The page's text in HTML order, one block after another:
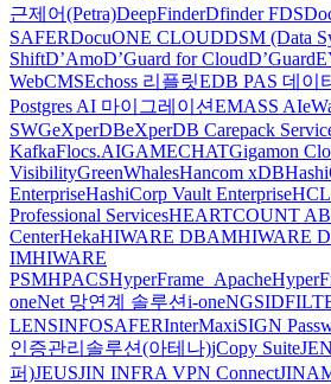
근제어(Petra)DeepFinderDfinder FDS
SAFERDocuONE CLOUDDSM (Data
ShiftD’AmoD’Guard for Cloud
WebCMSEchoss 리플릿EDB PAS 데이
Postgres AI 마이그레이션EMASS AI
SWGeXperDBeXperDB Carepack
KafkaFlocs.AIGAMECHATGigamon
VisibilityGreenWhalesHancom xDB
EnterpriseHashiCorp Vault Enterprise
Professional ServicesHEARTCOUNT
CenterHekaHIWARE DBAMHIWARE
IMHIWARE
PSMHPACSHyperFrame_Apache
oneNet 망연계 솔루션i-oneNGS
LENSINFOSAFERInterMaxiSIGN
인증관리솔루션(아테나)jCopy Suite
퍼)JEUSJIN INFRA VPN Connect